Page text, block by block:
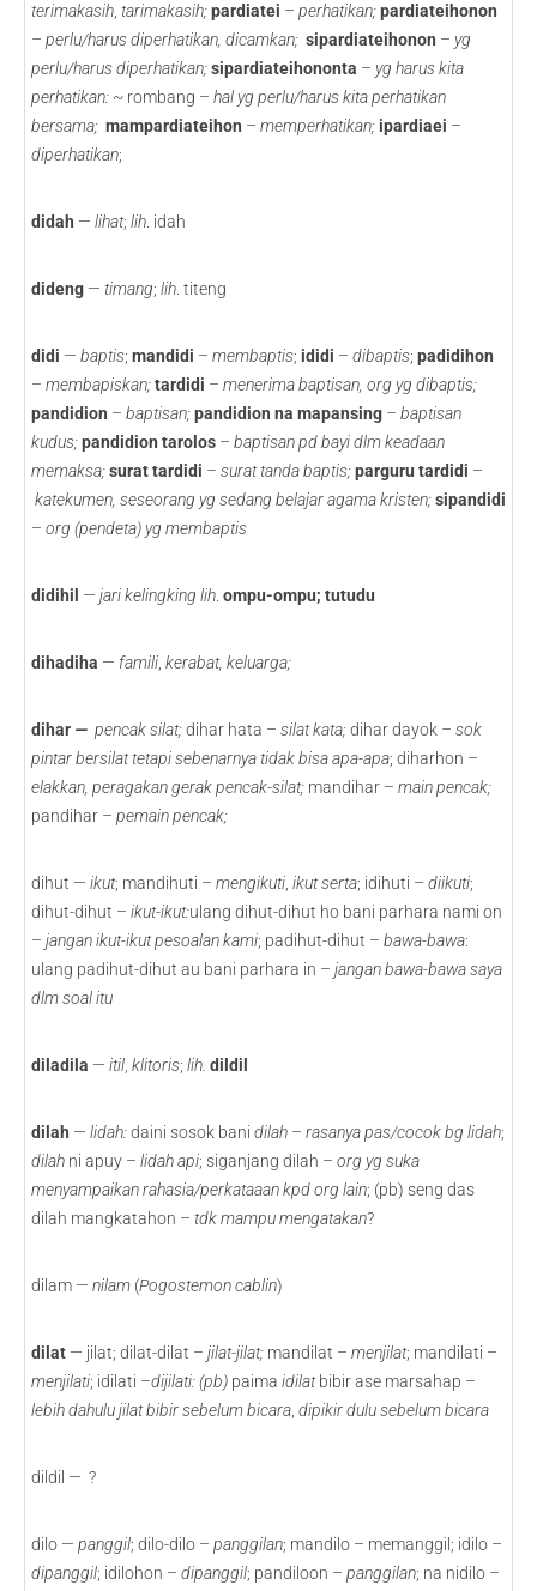
terimakasih tarimakasih;pardiatei – perhatikan;pardiateihonon
– perlu/harus diperhatikan, dicamkan; sipardiateihonon – yg
perlu/harus diperhatikan;sipardiateihononta – yg harus kita
perhatikan: ~ rombang – hal yg perlu/harus kita perhatikan
bersama; mampardiateihon – memperhatikan;ipardiaei –
diperhatikan;
didah — lihat; lih . idah
dideng — timang; lih . titeng
didi — baptis; mandidi – membaptis; ididi – dibaptis; padidihon
– membapiskan;tardidi – menerima baptisan, org yg dibaptis;
pandidion – baptisan;pandidion na mapansing – baptisan
kudus;pandidion tarolos – baptisan pd bayi dlm keadaan
memaksa;surat tardidi – surat tanda baptis;parguru tardidi –
katekumen, seseorang yg sedang belajar agama kristen;sipandidi
– org (pendeta) yg membaptis
didihil — jari kelingking lih ompu-ompu; tutudu
dihadiha — famili kerabat, keluarga;
dihar — pencak silat;dihar hata – silat kata;dihar dayok – sok
pintar bersilat tetapi sebenarnya tidak bisa apa-apa; diharhon –
elakkan, peragakan gerak pencak-silat; mandihar – main pencak;
pandihar – pemain pencak;
dihut — ikut; mandihuti – mengikuti ikut serta; idihuti – diikuti;
dihut-dihut – ikut-ikut:ulang dihut-dihut ho bani parhara nami on
– jangan ikut-ikut pesoalan kami; padihut-dihut – bawa-bawa:
ulang padihut-dihut au bani parhara in – jangan bawa-bawa saya
dlm soal itu
diladila — itil klitoris; lih. dildil
dilah — lidah:daini sosok bani dilah – rasanya pas/cocok bg lidah;
dilah ni apuy – lidah api; siganjang dilah – org yg suka
menyampaikan rahasia/perkataaan kpd org lain; (pb) seng das
dilah mangkatahon – tdk mampu mengatakan?
dilam — nilam (Pogostemon cablin)
dilat — jilat; dilat-dilat – jilat-jilat; mandilat – menjilat; mandilati –
menjilati; idilati –dijilati: (pb) paima idilatbibir ase marsahap –
lebih dahulu jilat bibir sebelum bicara dipikir dulu sebelum bicara
dildil — ?
dilo — panggil; dilo-dilo – panggilan; mandilo – memanggil; idilo –
dipanggil; idilohon – dipanggil; pandiloon – panggilan; na nidilo –